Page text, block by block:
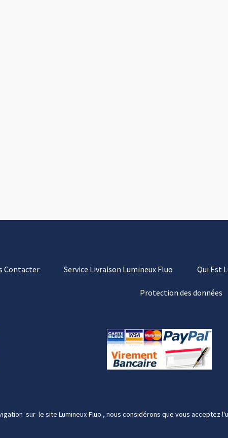
Contacter Service Livraison Lumineux Fluo Qui Est
Protection des données
sur le site Lumineux-Fluo , nous considérons que vous acceptez